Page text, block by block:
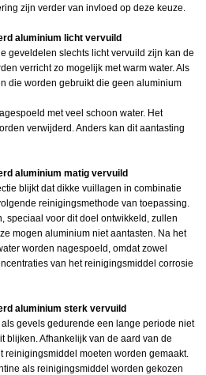
zijn verder van invloed op deze keuze.
aluminium licht vervuild
geveldelen slechts licht vervuild zijn kan de
verricht zo mogelijk met warm water. Als
die worden gebruikt die geen aluminium
met veel schoon water. Het
verwijderd. Anders kan dit aantasting
aluminium matig vervuild
blijkt dat dikke vuillagen in combinatie
reinigingsmethode van toepassing.
speciaal voor dit doel ontwikkeld, zullen
mogen aluminium niet aantasten. Na het
worden nagespoeld, omdat zowel
van het reinigingsmiddel corrosie
aluminium sterk vervuild
gevels gedurende een lange periode niet
blijken. Afhankelijk van de aard van de
reinigingsmiddel moeten worden gemaakt.
als reinigingsmiddel worden gekozen